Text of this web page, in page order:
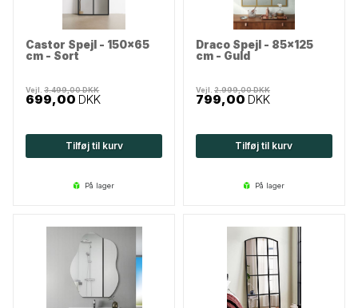
Castor Spejl - 150x65
cm - Sort
699,00 DKK
Vejl.3.499,00DKK
Tilføj til kurv
på lager
Draco Spejl - 85x125
cm - Guld
799,00 DKK
Vejl. 2.999,00DKK
Tilføj til kurv
på lager